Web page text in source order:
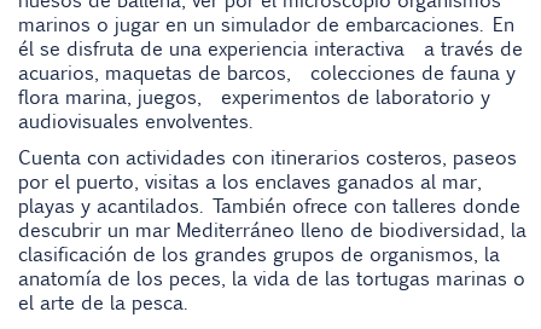
marinos o jugar en un simulador de embarcaciones. En
él se disfruta de una experiencia interactiva a través de
acuarios, maquetas de barcos, colecciones de fauna y
flora marina, juegos, experimentos de laboratorio y
audiovisuales envolventes.
Cuenta con actividades con itinerarios costeros, paseos
por el puerto, visitas a los enclaves ganados al mar,
playas y acantilados. También ofrece con talleres donde
descubrir un mar Mediterráneo lleno de biodiversidad, la
clasificación de los grandes grupos de organismos, la
anatomía de los peces, la vida de las tortugas marinas o
el arte de la pesca.